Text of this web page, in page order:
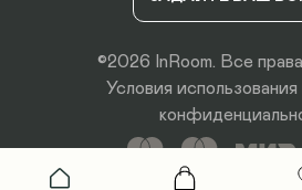
©2026 InRoom. Все
Условия использования